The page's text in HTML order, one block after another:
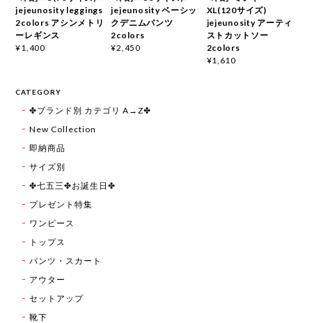
jejeunosity leggings
2colors アシンメトリ
ーレギンス
¥1,400
jejeunosity ベーシッ
クデニムパンツ
2colors
¥2,450
XL(120サイズ)
jejeunosity アーティ
ストカットソー
2colors
¥1,610
CATEGORY
✤ブランド別 カテゴリ A→Z✤
New Collection
即納商品
サイズ別
✤七五三✤お誕生日✤
プレゼント特集
ワンピース
トップス
パンツ・スカート
アウター
セットアップ
靴下